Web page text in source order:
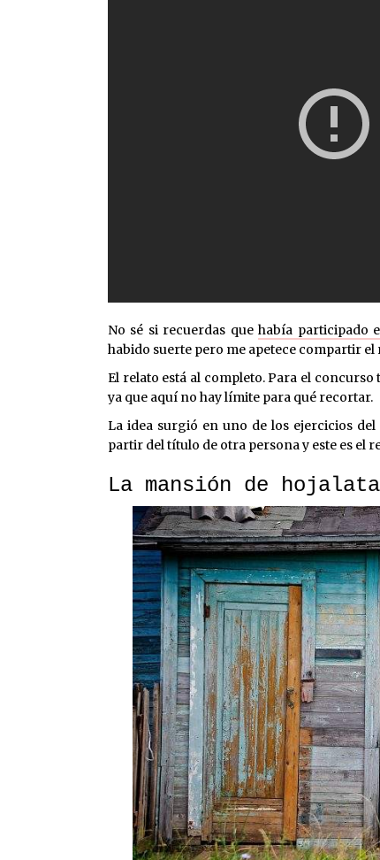
No sé si recuerdas quehabía participado
habido suerte pero me apetece compartir
El relato está al completo. Para el
ya que aquí no hay límite para qué recortar.
La idea surgió en uno de los ejercicios
partir del título de otra persona y este es el
La mansión de hojalata